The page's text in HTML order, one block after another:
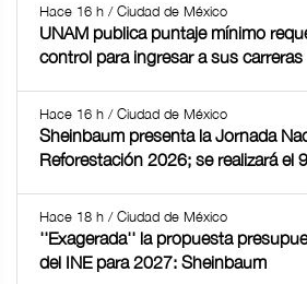
Hace 16 h / Ciudad de México
UNAM publica puntaje mínimo
control para ingresar a sus carreras
Hace 16 h / Ciudad de México
Sheinbaum presenta la Jornada
Reforestación 2026; se realizará el
Hace 18 h / Ciudad de México
''Exagerada'' la propuesta
del INE para 2027: Sheinbaum